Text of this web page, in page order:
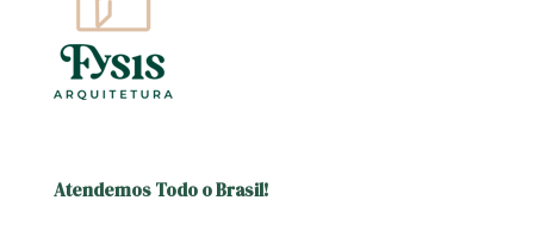
Atendemos Todo o Brasil!